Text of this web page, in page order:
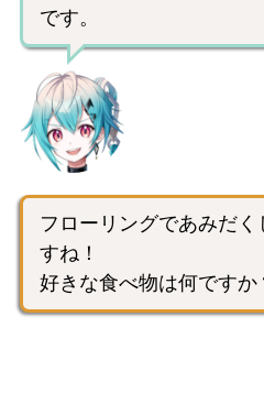
です。
フローリングであみだ
すね！
好きな食べ物は何ですか